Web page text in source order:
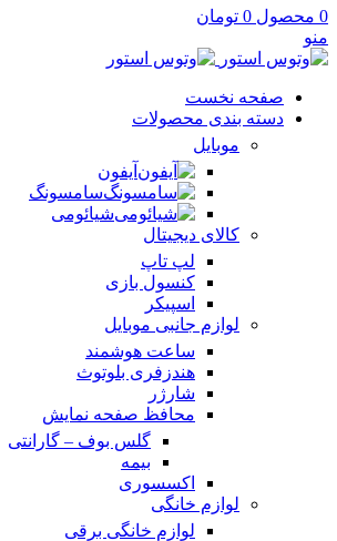
0 محصول 0 تومان
منو
صفحه نخست
دسته بندی محصولات
موبایل
آیفون
سامسونگ
شیائومی
کالای دیجیتال
لپ تاپ
کنسول بازی
اسپیکر
لوازم جانبی موبایل
ساعت هوشمند
هندزفری بلوتوث
شارژر
محافظ صفحه نمایش
گلس بوف – گارانتی
بیمه
اکسسوری
لوازم خانگی
لوازم خانگی برقی